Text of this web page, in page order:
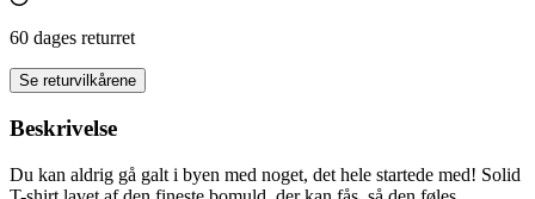
60 dages returret
Se returvilkårene
Beskrivelse
Du kan aldrig gå galt i byen med noget, det hele startede med! Solid